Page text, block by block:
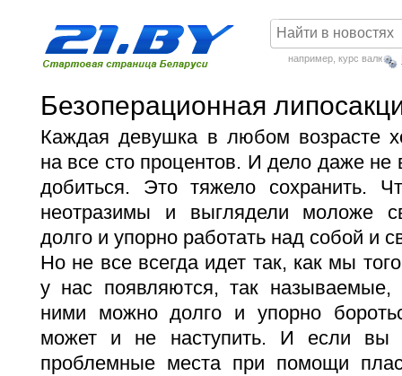
например, курс валют
Безоперационная
Каждая девушка в любом возрасте
на все сто процентов. И дело даже не
добиться. Это тяжело сохранить.
неотразимы и выглядели моложе
долго и упорно работать над собой и
Но не все всегда идет так, как мы
у нас появляются, так
ними можно долго и упорно
может и не наступить. И если вы
проблемные места при помощи